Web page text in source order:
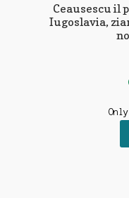
Ceausescu il
Iugoslavia,